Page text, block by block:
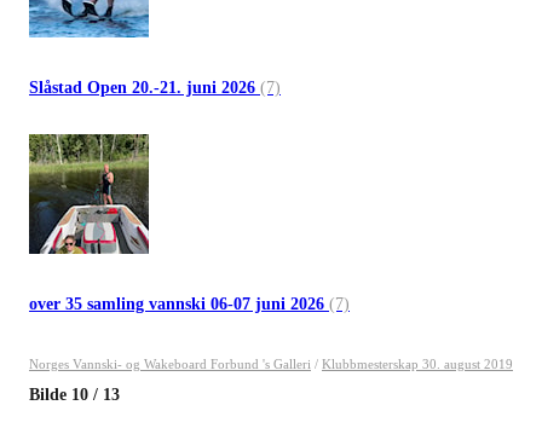
Slåstad Open 20.-21. juni 2026 (7)
over 35 samling vannski 06-07 juni 2026 (7)
Norges Vannski- og Wakeboard Forbund 's Galleri / Klubbmesterskap 30. august 2019
Bilde 10 / 13